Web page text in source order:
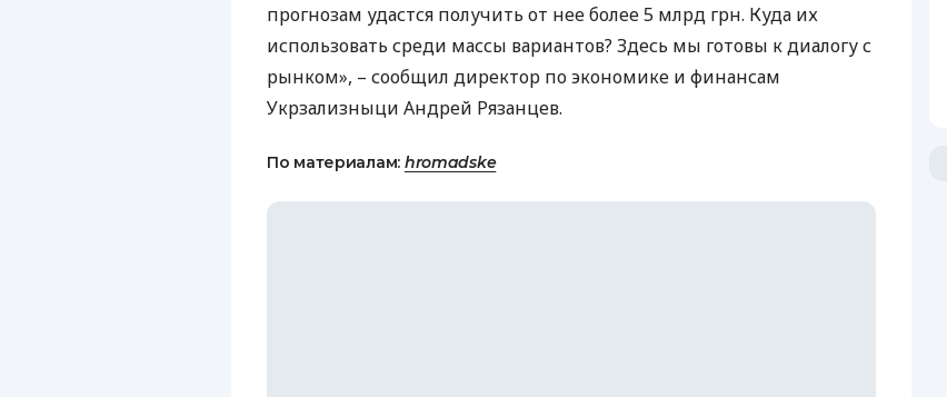
прогнозам удастся получить от нее более 5 млрд грн. Куда их
использовать среди массы вариантов? Здесь мы готовы к диалогу с
рынком», – сообщил директор по экономике и финансам
Укрзализныци Андрей Рязанцев.
По материалам: hromadske